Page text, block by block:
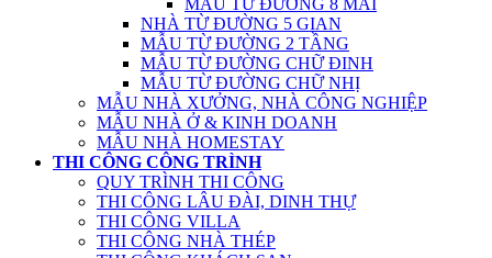
MẪU TỪ ĐƯỜNG 8 MÁI
NHÀ TỪ ĐƯỜNG 5 GIAN
MẪU TỪ ĐƯỜNG 2 TẦNG
MẪU TỪ ĐƯỜNG CHỮ ĐINH
MẪU TỪ ĐƯỜNG CHỮ NHỊ
MẪU NHÀ XƯỞNG, NHÀ CÔNG NGHIỆP
MẪU NHÀ Ở & KINH DOANH
MẪU NHÀ HOMESTAY
THI CÔNG CÔNG TRÌNH
QUY TRÌNH THI CÔNG
THI CÔNG LÂU ĐÀI, DINH THỰ
THI CÔNG VILLA
THI CÔNG NHÀ THÉP